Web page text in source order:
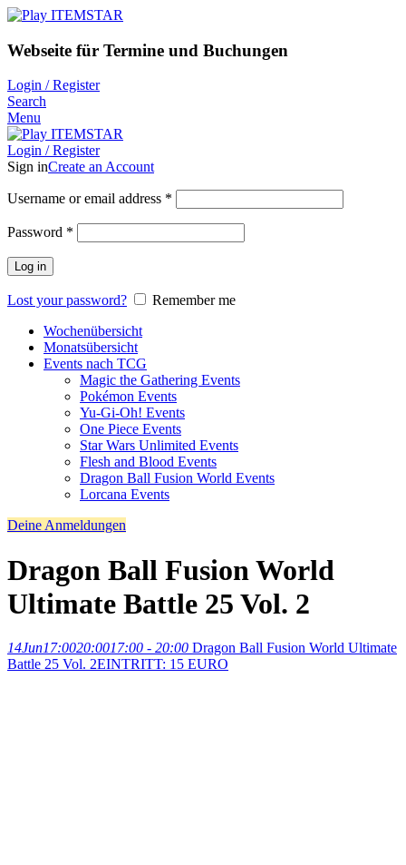
Webseite für Termine und Buchungen
Login / Register
Search
Menu
Login / Register
Sign inCreate an Account
Username or email address *
Password *
Log in
Lost your password?
Remember me
Wochenübersicht
Monatsübersicht
Events nach TCG
Magic the Gathering Events
Pokémon Events
Yu-Gi-Oh! Events
One Piece Events
Star Wars Unlimited Events
Flesh and Blood Events
Dragon Ball Fusion World Events
Lorcana Events
Deine Anmeldungen
Dragon Ball Fusion World
Ultimate Battle 25 Vol. 2
14Jun17:0020:0017:00 - 20:00 Dragon Ball Fusion World Ultimate
Battle 25 Vol. 2EINTRITT: 15 EURO